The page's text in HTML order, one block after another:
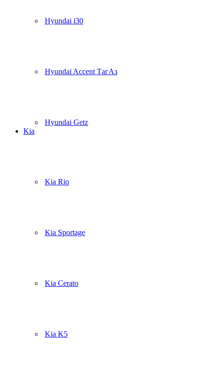
Hyundai i30
Hyundai Accent ТагАз
Hyundai Getz
Kia
Kia Rio
Kia Sportage
Kia Cerato
Kia K5